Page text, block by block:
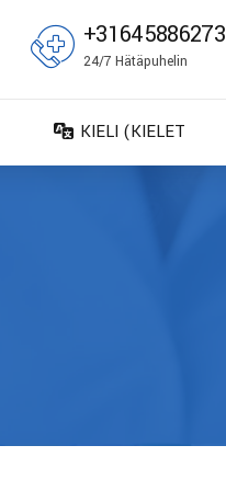
+31645886273
24/7 Hätäpuhelin
KIELI (KIELET